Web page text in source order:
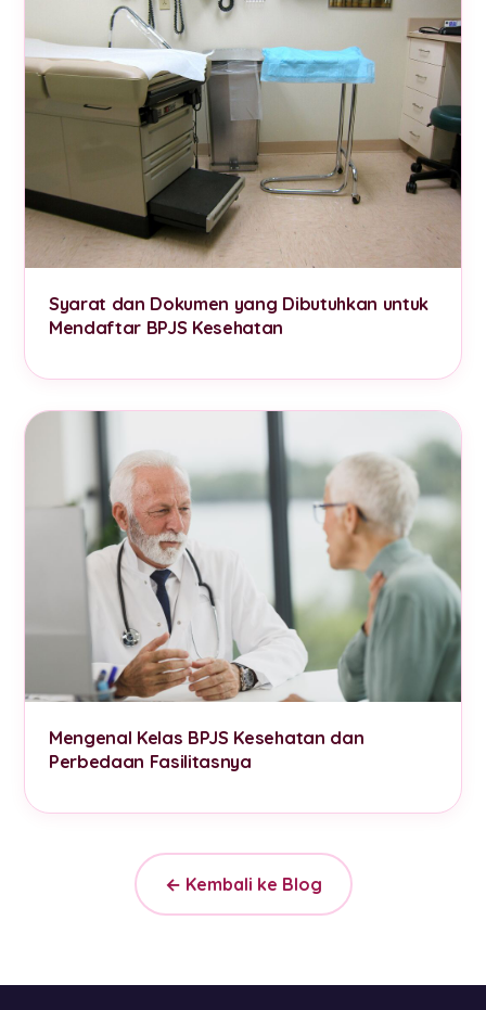
Syarat dan Dokumen yang Dibutuhkan untuk
Mendaftar BPJS Kesehatan
Mengenal Kelas BPJS Kesehatan dan
Perbedaan Fasilitasnya
← Kembali ke Blog